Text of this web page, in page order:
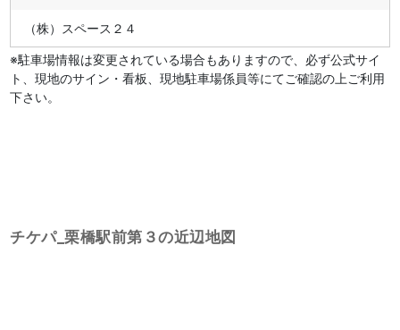
（株）スペース２４
※駐車場情報は変更されている場合もありますので、必ず公式サイ
ト、現地のサイン・看板、現地駐車場係員等にてご確認の上ご利用
下さい。
チケパ_栗橋駅前第３の近辺地図